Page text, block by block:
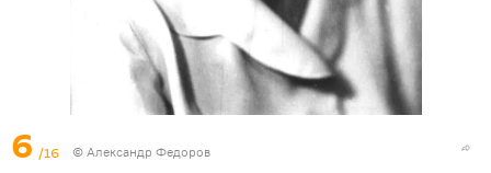
6 /16 © Александр Федоров